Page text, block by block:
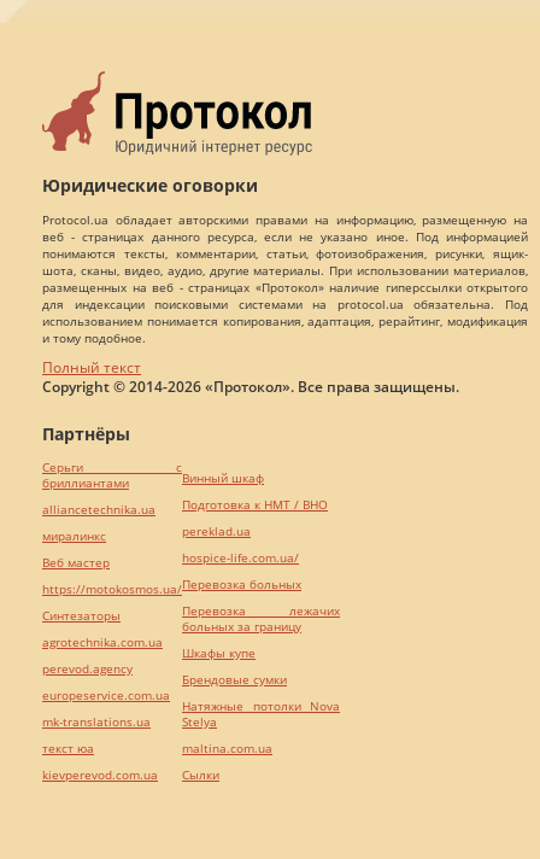
Юридические оговорки
Protocol.ua обладает авторскими правами на информацию, размещенную на
веб - страницах данного ресурса, если не указано иное. Под информацией
понимаются тексты, комментарии, статьи, фотоизображения, рисунки, ящик-
шота, сканы, видео, аудио, другие материалы. При использовании материалов,
размещенных на веб - страницах «Протокол» наличие гиперссылки открытого
для индексации поисковыми системами на protocol.ua обязательна. Под
использованием понимается копирования, адаптация, рерайтинг, модификация
и тому подобное.
Полный текст
Copyright © 2014-2026 «Протокол». Все права защищены.
Партнёры
Серьги с
бриллиантами
alliancetechnika.ua
миралинкс
Веб мастер
https://motokosmos.ua/
Синтезаторы
agrotechnika.com.ua
perevod.agency
europeservice.com.ua
mk-translations.ua
текст юа
kievperevod.com.ua
Винный шкаф
Подготовка к НМТ / ВНО
pereklad.ua
hospice-life.com.ua/
Перевозка больных
Перевозка лежачих
больных за границу
Шкафы купе
Брендовые сумки
Натяжные потолки Nova
Stelya
maltina.com.ua
Cылки